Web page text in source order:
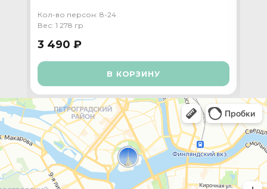
Кол-во персон: 8-24
Вес: 1 278 гр
3 490 ₽
В КОРЗИНУ